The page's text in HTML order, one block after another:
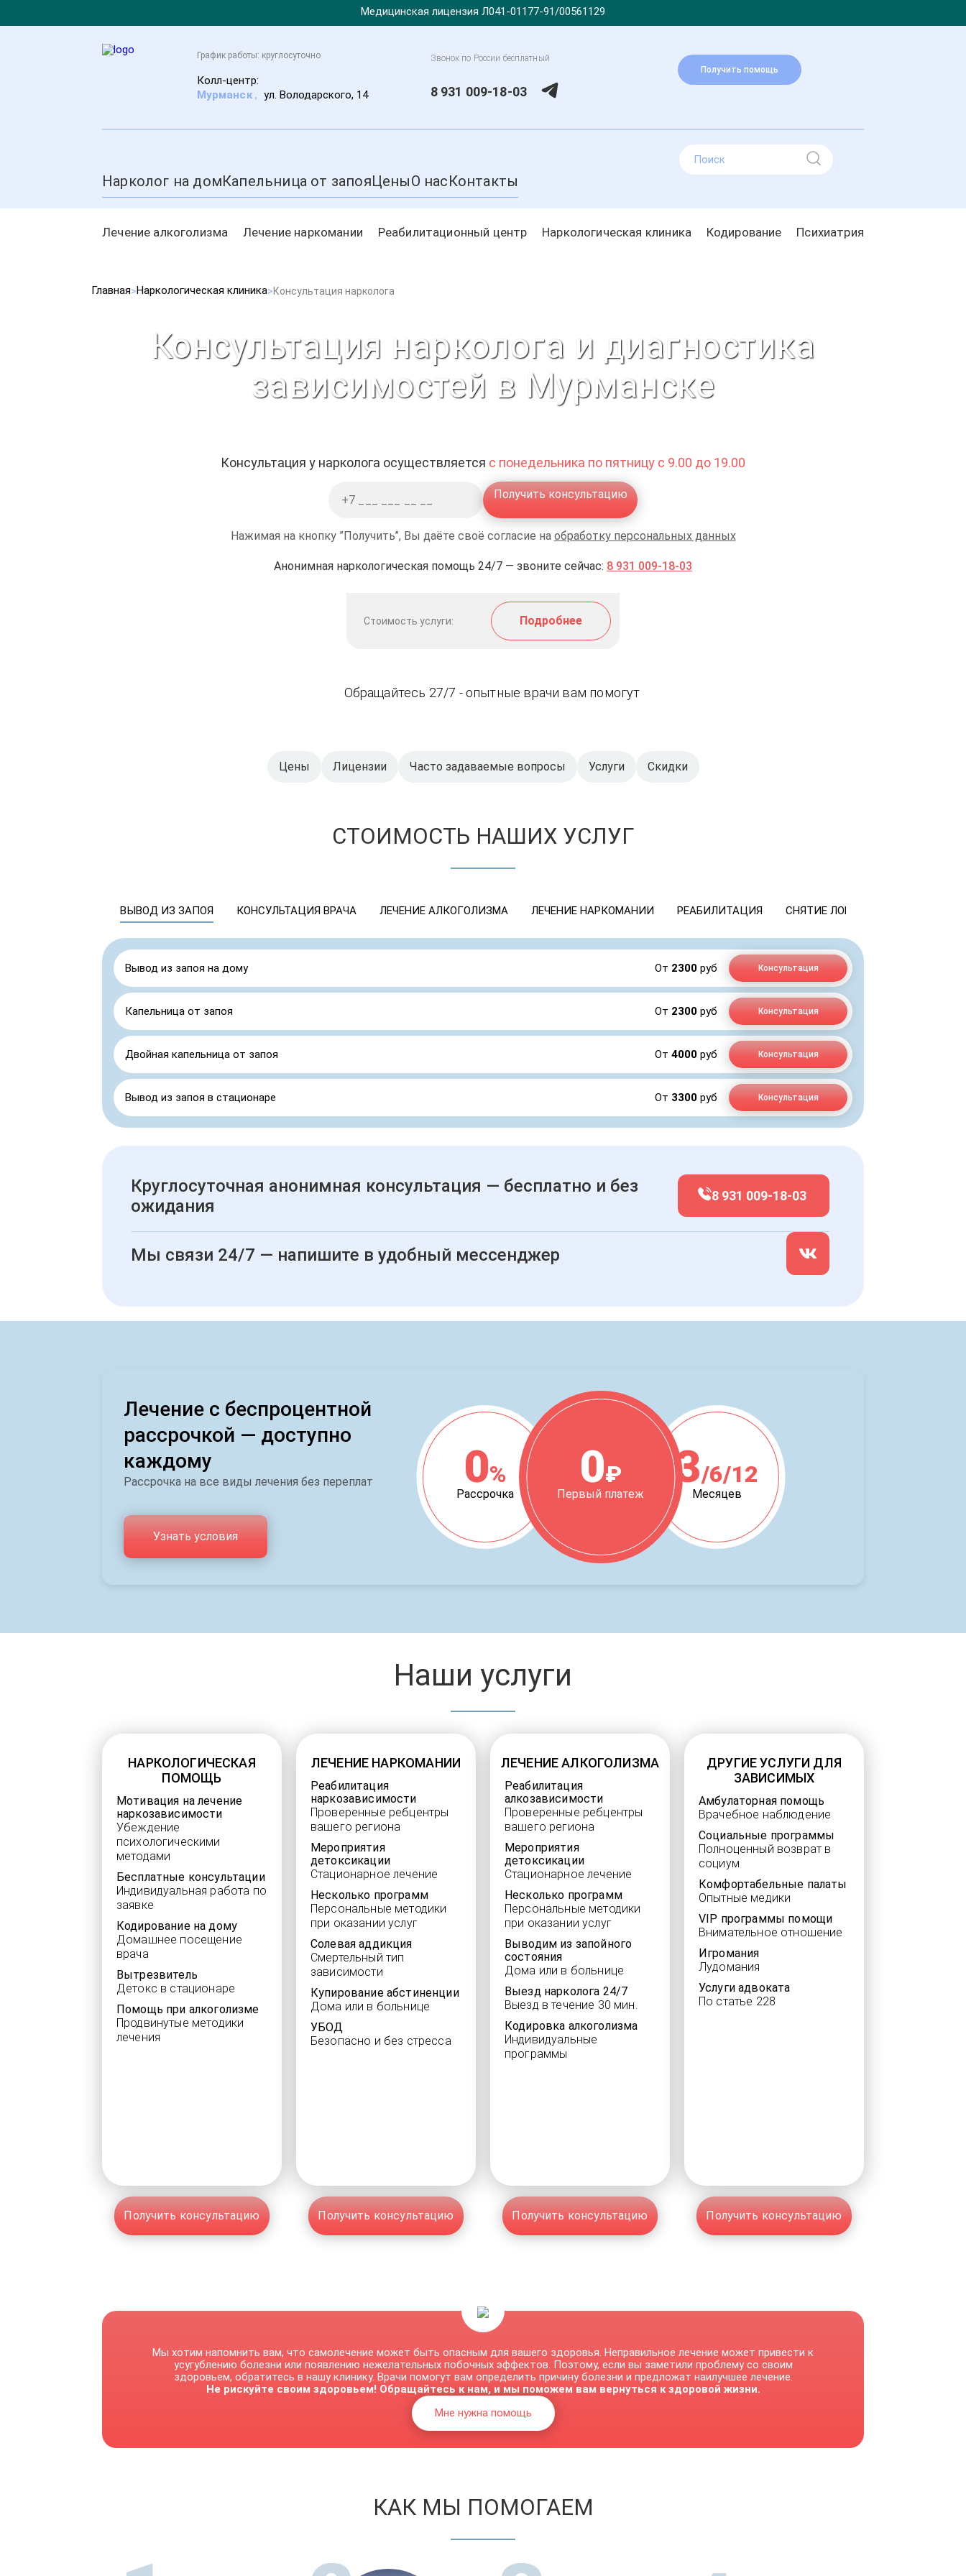
Медицинская лицензия Л041-01177-91/00561129
График работы: круглосуточно
Колл-центр:
Мурманск , ул. Володарского, 14
Получить помощь
Звонок по России бесплатный
8 931 009-18-03
Нарколог на домКапельница от запояЦеныО насКонтакты
Лечение алкоголизма Лечение наркомании Реабилитационный центр Наркологическая клиника Кодирование Психиатрия
Главная Наркологическая клиника Консультация нарколога
Консультация нарколога и диагностика
зависимостей в Мурманске
Консультация у нарколога осуществляется с понедельника по пятницу с 9.00 до 19.00
Получить консультацию
Нажимая на кнопку ”Получить”, Вы даёте своё согласие на обработку персональных данных
Анонимная наркологическая помощь 24/7 — звоните сейчас: 8 931 009-18-03
Стоимость услуги: Подробнее
Обращайтесь 27/7 - опытные врачи вам помогут
Цены Лицензии Часто задаваемые вопросы Услуги Скидки
СТОИМОСТЬ НАШИХ УСЛУГ
ВЫВОД ИЗ ЗАПОЯ КОНСУЛЬТАЦИЯ ВРАЧА ЛЕЧЕНИЕ АЛКОГОЛИЗМА ЛЕЧЕНИЕ НАРКОМАНИИ РЕАБИЛИТАЦИЯ СНЯТИЕ ЛОМКИ
Вывод из запоя на дому От 2300 руб Консультация
Капельница от запоя От 2300 руб Консультация
Двойная капельница от запоя От 4000 руб Консультация
Вывод из запоя в стационаре От 3300 руб Консультация
Круглосуточная анонимная консультация — бесплатно и без
ожидания
8 931 009-18-03
Мы связи 24/7 — напишите в удобный мессенджер
Лечение с беспроцентной
рассрочкой — доступно
каждому
Рассрочка на все виды лечения без переплат 0%
Рассрочка
0₽
Первый платеж
3/6/12
Месяцев
Узнать условия
Наши услуги
НАРКОЛОГИЧЕСКАЯ
ПОМОЩЬ
Мотивация на лечение
наркозависимости
Убеждение
психологическими
методами
Бесплатные консультации
Индивидуальная работа по
заявке
Кодирование на дому
Домашнее посещение
врача
Вытрезвитель
Детокс в стационаре
Помощь при алкоголизме
Продвинутые методики
лечения
Получить консультацию
ЛЕЧЕНИЕ НАРКОМАНИИ
Реабилитация
наркозависимости
Проверенные ребцентры
вашего региона
Мероприятия
детоксикации
Стационарное лечение
Несколько программ
Персональные методики
при оказании услуг
Солевая аддикция
Смертельный тип
зависимости
Купирование абстиненции
Дома или в больнице
УБОД
Безопасно и без стресса
Получить консультацию
ЛЕЧЕНИЕ АЛКОГОЛИЗМА
Реабилитация
алкозависимости
Проверенные ребцентры
вашего региона
Мероприятия
детоксикации
Стационарное лечение
Несколько программ
Персональные методики
при оказании услуг
Выводим из запойного
состояния
Дома или в больнице
Выезд нарколога 24/7
Выезд в течение 30 мин.
Кодировка алкоголизма
Индивидуальные
программы
Получить консультацию
ДРУГИЕ УСЛУГИ ДЛЯ
ЗАВИСИМЫХ
Амбулаторная помощь
Врачебное наблюдение
Социальные программы
Полноценный возврат в
социум
Комфортабельные палаты
Опытные медики
VIP программы помощи
Внимательное отношение
Игромания
Лудомания
Услуги адвоката
По статье 228
Получить консультацию
Мы хотим напомнить вам, что самолечение может быть опасным для вашего здоровья. Неправильное лечение может привести к
усугублению болезни или появлению нежелательных побочных эффектов. Поэтому, если вы заметили проблему со своим
здоровьем, обратитесь в нашу клинику. Врачи помогут вам определить причину болезни и предложат наилучшее лечение.
Не рискуйте своим здоровьем! Обращайтесь к нам, и мы поможем вам вернуться к здоровой жизни.
Мне нужна помощь
КАК МЫ ПОМОГАЕМ